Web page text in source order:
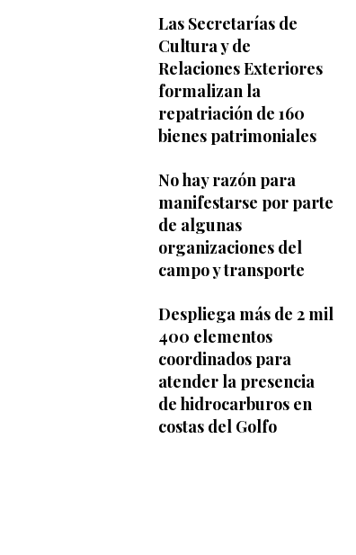
Las Secretarías de
Cultura y de
Relaciones Exteriores
formalizan la
repatriación de 160
bienes patrimoniales
No hay razón para
manifestarse por parte
de algunas
organizaciones del
campo y transporte
Despliega más de 2 mil
400 elementos
coordinados para
atender la presencia
de hidrocarburos en
costas del Golfo